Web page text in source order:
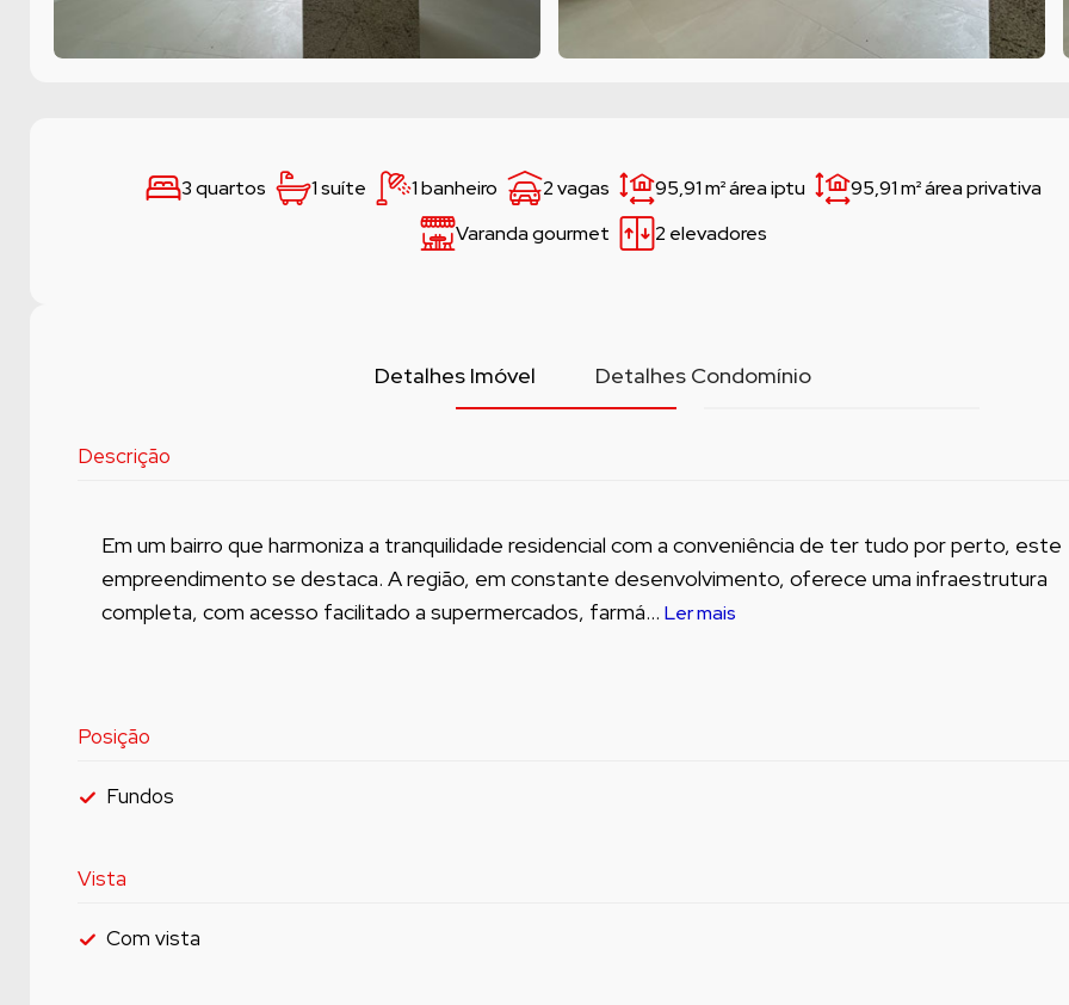
3 quartos 1 suíte 1 banheiro 2 vagas 95,91 m²área iptu 95,91 m²área privativa
Varanda gourmet
2 elevadores
Detalhes Imóvel Detalhes Condomínio
Descrição
Em um bairro que harmoniza a tranquilidade residencial com a conveniência de ter tudo por perto, este
empreendimento se destaca. A região, em constante desenvolvimento, oferece uma infraestrutura
completa, com acesso facilitado a supermercados, farmá... Ler mais
Posição
Fundos
Vista
Com vista